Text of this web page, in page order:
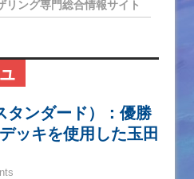
リング専門総合情報サイト
タンダード）：優勝
ッキを使用した玉田